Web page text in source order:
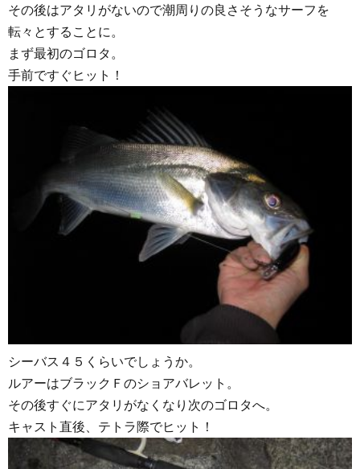
その後はアタリがないので潮周りの良さそうなサーフを
転々とすることに。
まず最初のゴロタ。
手前ですぐヒット！
シーバス４５くらいでしょうか。
ルアーはブラックＦのショアバレット。
その後すぐにアタリがなくなり次のゴロタへ。
キャスト直後、テトラ際でヒット！